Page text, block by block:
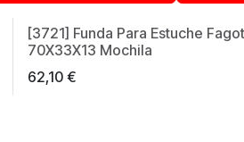
[3721] Funda Para Estuche Fagot
70X33X13 Mochila
62,10 €